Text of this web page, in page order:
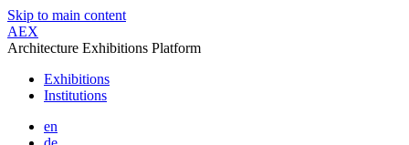
Skip to main content
AEX
Architecture Exhibitions Platform
Exhibitions
Institutions
en